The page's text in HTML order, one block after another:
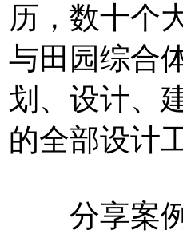
历，数十个
与田园综合
划、设计、
的全部设计
分享案例